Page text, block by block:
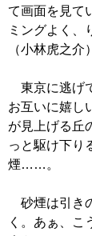
て画面を見て
ミングよく、
（小林虎之介
東京に逃げ
お互いに嬉し
が見上げる丘
っと駆け下り
煙……。
砂煙は引き
く。あぁ、こ